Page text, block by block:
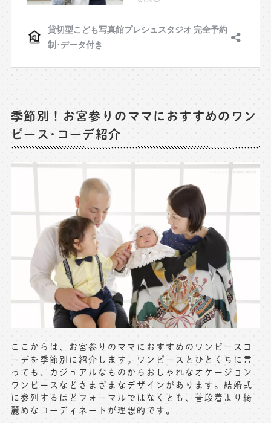
季節別！お宮参りのママにおすすめのワン
ピース･コーデ紹介
ここからは、お宮参りのママにおすすめのワンピースコ
ーデを季節別に紹介します。ワンピースとひとくちに言
っても、カジュアルなものからおしゃれなオケージョン
ワンピースなどさまざまなデザインがあります。結婚式
に参列するほどフォーマルではなくとも、普段着より綺
麗めなコーディネートが理想的です。